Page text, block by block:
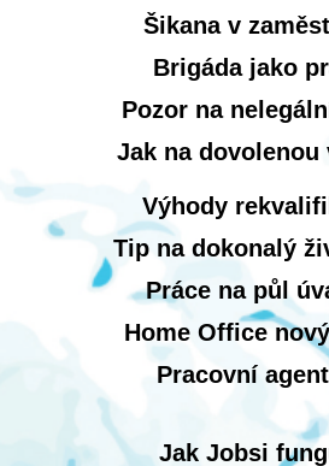
Šikana v
Brigáda jako
Pozor na
Jak na dovolenou
Výhody
Tip na dokonalý
Práce na půl
Home Office
Pracovní
Jak Jobsi